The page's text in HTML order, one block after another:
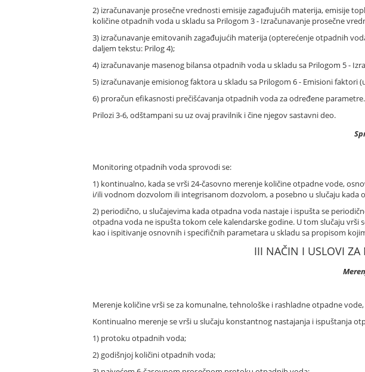
2) izračunavanje prosečne vrednosti emisije zagađujućih materija, emisije
količine otpadnih voda u skladu sa Prilogom 3 - Izračunavanje prosečne
3) izračunavanje emitovanih zagađujućih materija (opterećenje otpadnih
daljem tekstu: Prilog 4);
4) izračunavanje masenog bilansa otpadnih voda u skladu sa Prilogom 5 -
5) izračunavanje emisionog faktora u skladu sa Prilogom 6 - Emisioni faktori
6) proračun efikasnosti prečišćavanja otpadnih voda za određene parametre.
Prilozi 3-6, odštampani su uz ovaj pravilnik i čine njegov sastavni deo.
Monitoring otpadnih voda sprovodi se:
1) kontinualno, kada se vrši 24-časovno merenje količine otpadne vode,
i/ili vodnom dozvolom ili integrisanom dozvolom, a posebno u slučaju kada
2) periodično, u slučajevima kada otpadna voda nastaje i ispušta se
otpadna voda ne ispušta tokom cele kalendarske godine. U tom slučaju
kao i ispitivanje osnovnih i specifičnih parametara u skladu sa propisom
III NAČIN I USLOVI ZA
Merenje količine vrši se za komunalne, tehnološke i rashladne otpadne
Kontinualno merenje se vrši u slučaju konstantnog nastajanja i ispuštanja
1) protoku otpadnih voda;
2) godišnjoj količini otpadnih voda;